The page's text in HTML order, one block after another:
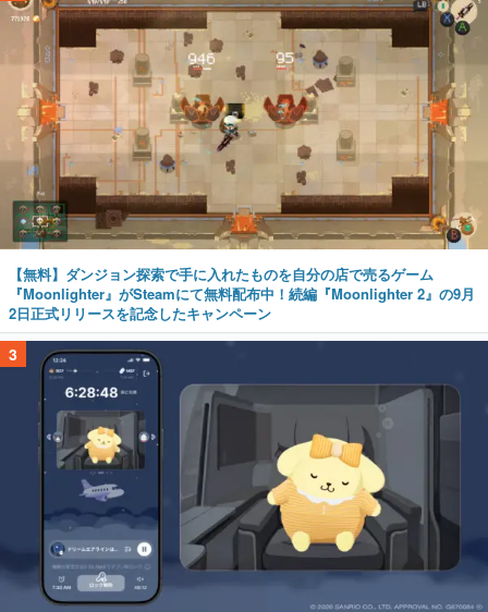
【無料】ダンジョン探索で手に入れたものを自分の店で売るゲーム
『Moonlighter』がSteamにて無料配布中！続編『Moonlighter 2』の9月
2日正式リリースを記念したキャンペーン
3